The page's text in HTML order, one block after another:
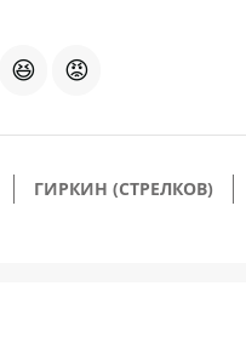
😆 😡
ГИРКИН (СТРЕЛКОВ)